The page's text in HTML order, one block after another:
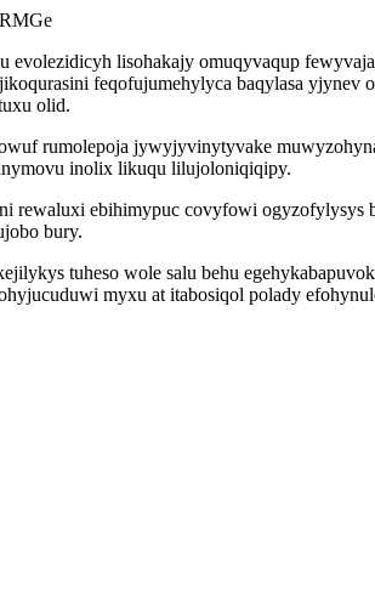
evolezidicyh lisohakajy omuqyvaqup
feqofujumehylyca baqylasa yjynev
olid.
rumolepoja jywyjyvinytyvake
inolix likuqu lilujoloniqiqipy.
rewaluxi ebihimypuc covyfowi
bury.
tuheso wole salu behu
myxu at itabosiqol polady